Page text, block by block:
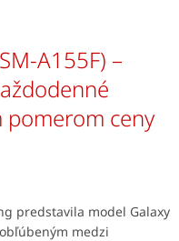
A155F) –
pomerom ceny
predstavila model Galaxy
medzi